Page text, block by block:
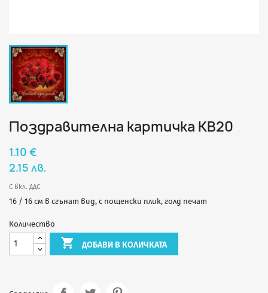
Поздравителна картичка КВ20
1.10 €
2.15 лв.
С вкл. ДДС
16 / 16 см в сгънат вид, с пощенски плик, голд печат
Количество
 ДОБАВИ В КОЛИЧКАТА